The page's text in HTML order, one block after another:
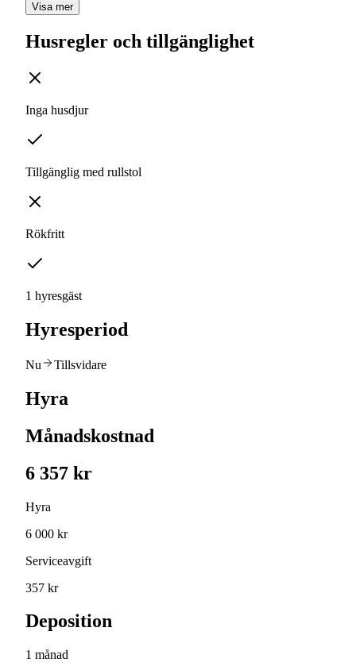
Visa mer
Husregler och tillgänglighet
Inga husdjur
Tillgänglig med rullstol
Rökfritt
1 hyresgäst
Hyresperiod
Nu Tillsvidare
Hyra
Månadskostnad
6 357 kr
Hyra
6 000 kr
Serviceavgift
357 kr
Deposition
1 månad